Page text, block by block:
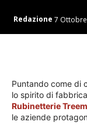
Redazione 7
Puntando come di
lo spirito di
Rubinetterie
le aziende